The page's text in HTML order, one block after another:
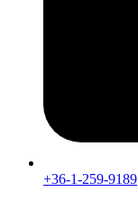
+36-1-259-9189